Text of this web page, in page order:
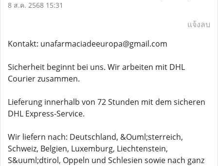
8 ส.ค. 2568 15:31
แจ้งลบ
Kontakt: unafarmaciadeeuropa@gmail.com
Sicherheit beginnt bei uns. Wir arbeiten mit DHL
Courier zusammen.
Lieferung innerhalb von 72 Stunden mit dem sicheren
DHL Express-Service.
Wir liefern nach: Deutschland, &Ouml;sterreich,
Schweiz, Belgien, Luxemburg, Liechtenstein,
S&uuml;dtirol, Oppeln und Schlesien sowie nach ganz